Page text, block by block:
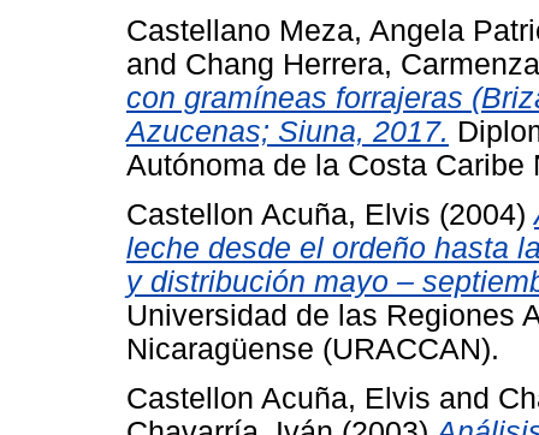
Castellano Meza, Angela
and Chang Herrera, Carmenza
con gramíneas forrajeras
Azucenas; Siuna, 2017.
Autónoma de la Costa Caribe
Castellon Acuña, Elvis (2004)
leche desde el ordeño hasta
y distribución mayo –
Universidad de las Regiones
Nicaragüense (URACCAN).
Castellon Acuña, Elvis and